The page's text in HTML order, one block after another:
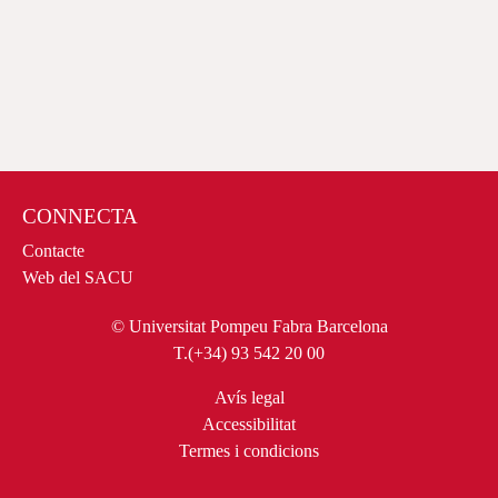
CONNECTA
Contacte
Web del SACU
© Universitat Pompeu Fabra Barcelona
T.(+34) 93 542 20 00
Avís legal
Accessibilitat
Termes i condicions